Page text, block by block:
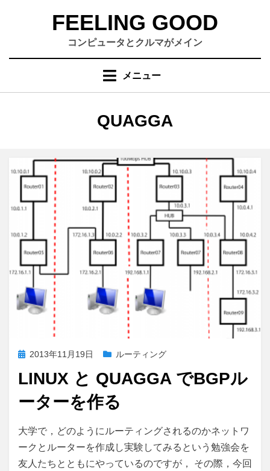
FEELING GOOD
コンピュータとクルマがメイン
メニュー
タグ
:
QUAGGA
投
日:
2013年11月19日 ルーティング
LINUX と QUAGGA でBGPル
ーターを作る
投稿者 さいこる
Linux
Quagga
で
コメント
大学で，どのようにルーティングされるのかネットワ
ークとルーターを作成し実験してみるという勉強会を
友人たちとともにやっているのですが， その際，今回